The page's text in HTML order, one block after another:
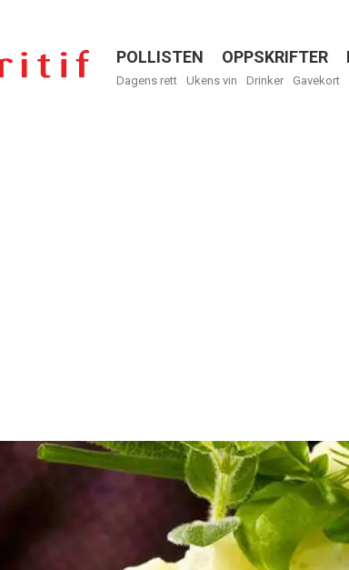
Menu
POLLISTEN OPPSKRIFTER
Dagens rett Ukens vin Drinker Gavekort